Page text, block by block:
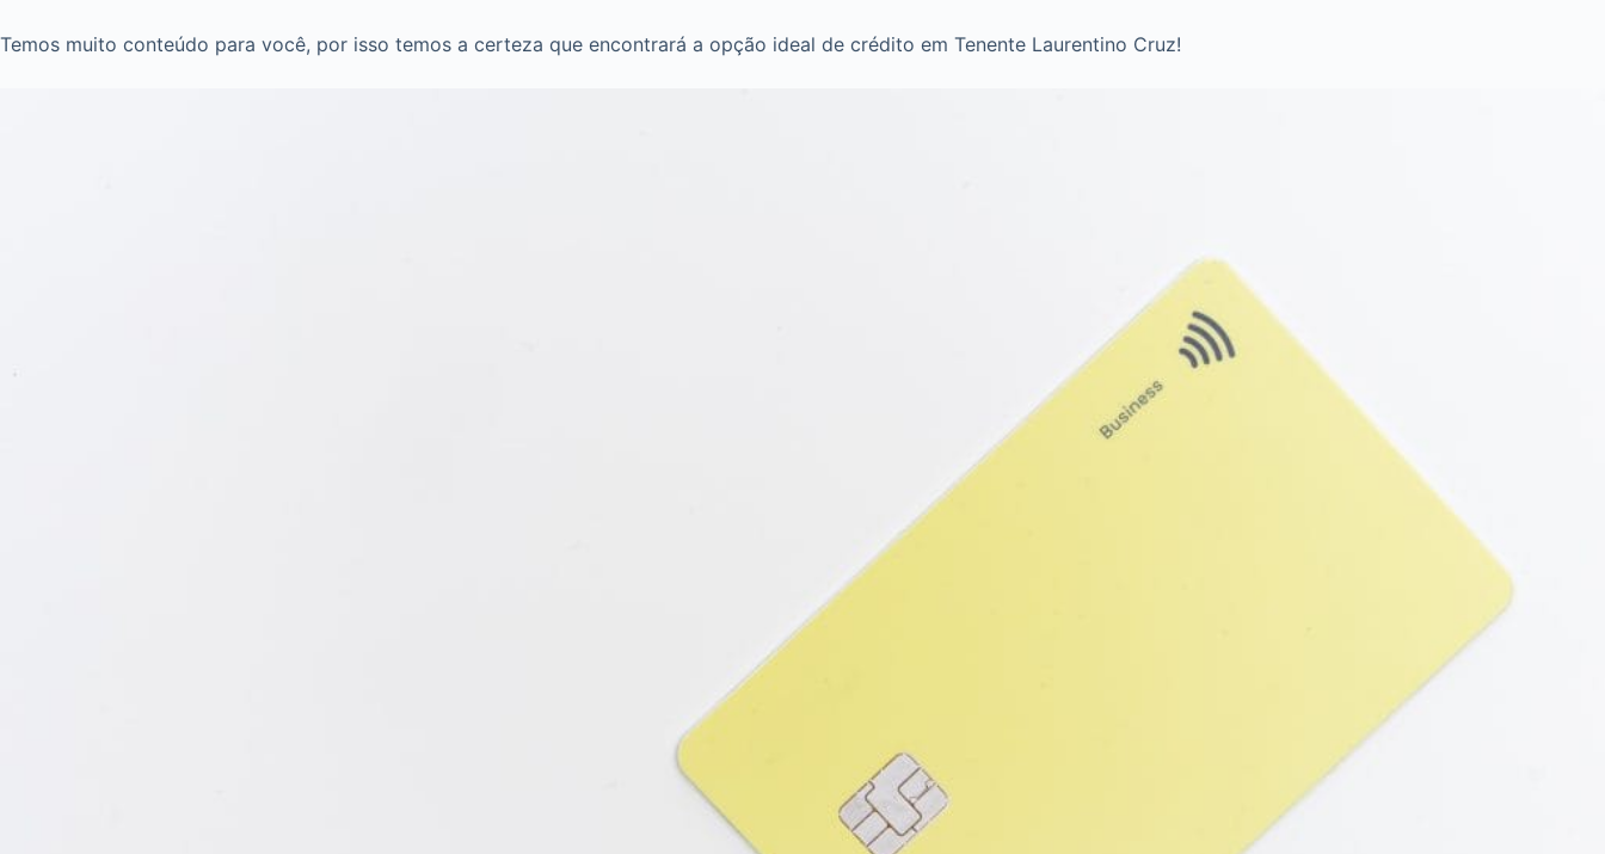
Temos muito conteúdo para você, por isso temos a certeza que encontrará a opção ideal de crédito em Tenente Laurentino Cruz!